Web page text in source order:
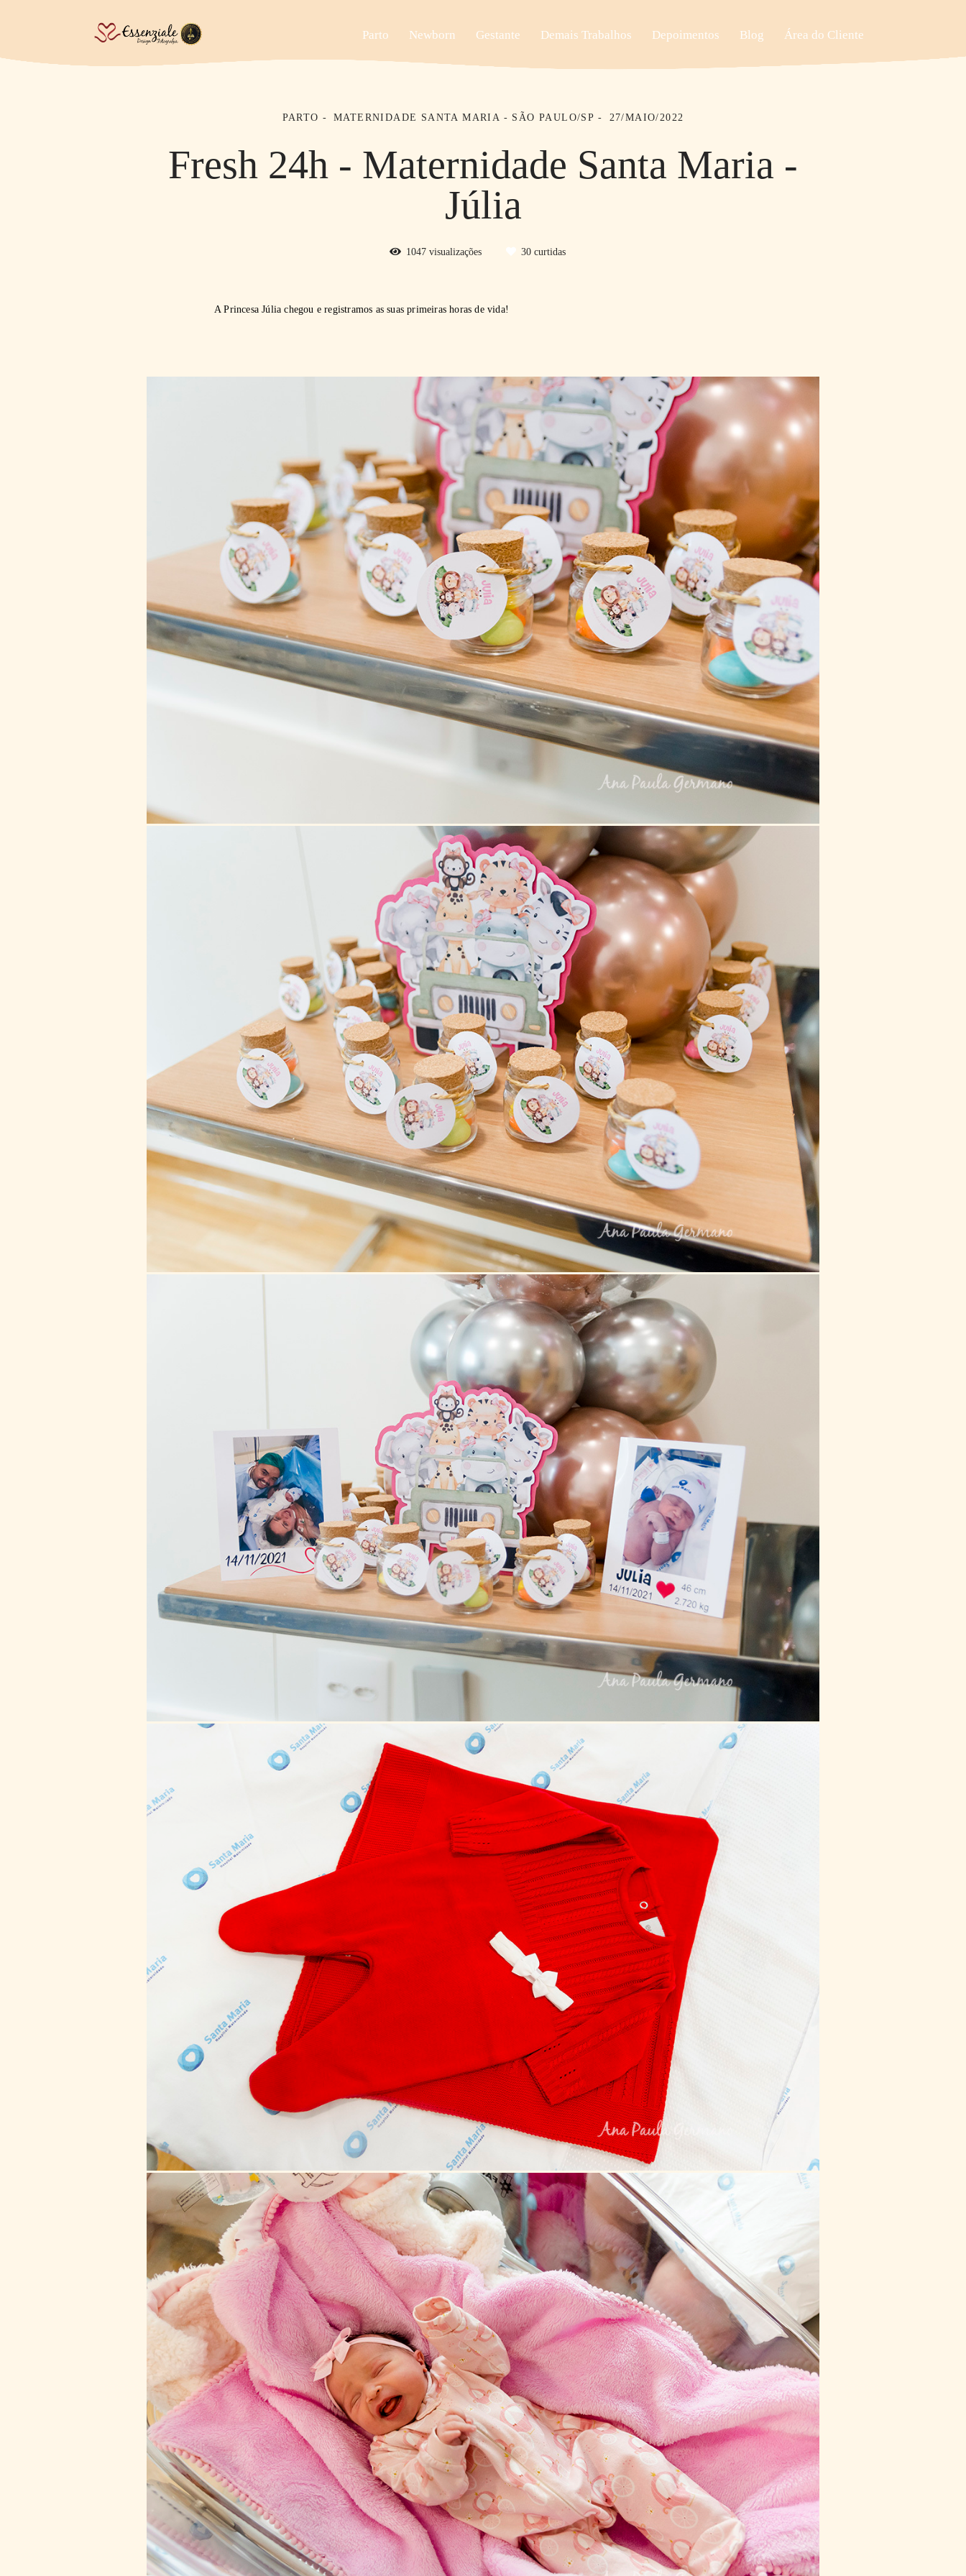
Parto Newborn Gestante Demais Trabalhos Depoimentos Blog Área do Cliente
PARTO MATERNIDADE SANTA MARIA - SÃO PAULO/SP 27/MAIO/2022
Fresh 24h - Maternidade Santa Maria -
Júlia
1047 visualizações 30 curtidas
A Princesa Júlia chegou e registramos as suas primeiras horas de vida!